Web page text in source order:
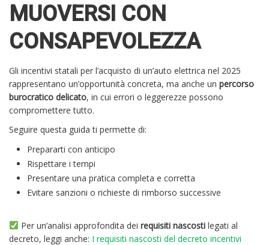
MUOVERSI CON
CONSAPEVOLEZZA
Gli incentivi statali per l’acquisto di un’auto elettrica nel 2025
rappresentano un’opportunità concreta, ma anche un percorso
burocratico delicato, in cui errori o leggerezze possono
compromettere tutto.
Seguire questa guida ti permette di:
Prepararti con anticipo
Rispettare i tempi
Presentare una pratica completa e corretta
Evitare sanzioni o richieste di rimborso successive
Per un’analisi approfondita dei requisiti nascostilegati al
decreto, leggi anche: I requisiti nascosti del decreto incentivi